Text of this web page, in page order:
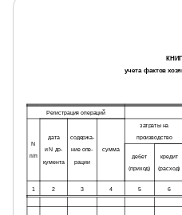
учета фактов
Регистрация операций
N
п/п
дата
и N до-
кумента
содержа-
ние опе-
рации
сумма
затраты на
производство
дебет
(приход)
кредит
(расход)
1 2 3 4 5 6